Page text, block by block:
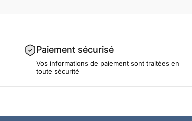
Paiement sécurisé
Vos informations de paiement sont traitées en
toute sécurité